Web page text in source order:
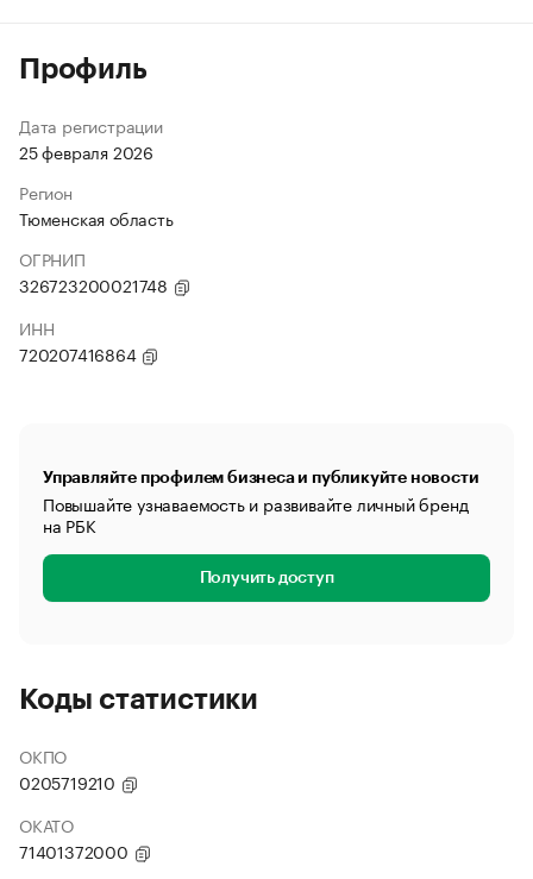
Профиль
Дата регистрации
25 февраля 2026
Регион
Тюменская область
ОГРНИП
326723200021748
ИНН
720207416864
Управляйте профилем бизнеса и публикуйте новости
Повышайте узнаваемость и развивайте личный бренд
на РБК
Получить доступ
Коды статистики
ОКПО
0205719210
ОКАТО
71401372000